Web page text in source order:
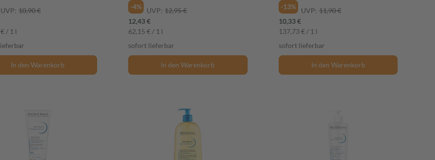
UVP: 10,90 €
/ 1 l
In den Warenkorb
-4%
UVP: 12,95 €
12,43 €
62,15 € / 1 l
sofort lieferbar
In den Warenkorb
-13%
UVP: 11,90 €
10,33 €
137,73 € / 1 l
sofort lieferbar
In den Warenkorb